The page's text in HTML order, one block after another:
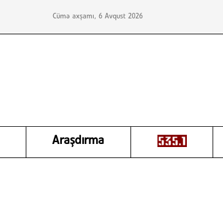
Cümə axşamı, 6 Avqust 2026
Araşdırma